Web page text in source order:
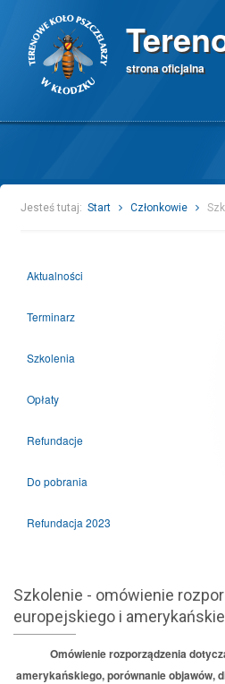
strona oficjalna
Jesteś tutaj: Start Członkowie
Aktualności
Terminarz
Szkolenia
Opłaty
Refundacje
Do pobrania
Refundacja 2023
Szkolenie - omówienie
europejskiego i
Omówienie rozporządzenia
amerykańskiego, porównanie objawów,